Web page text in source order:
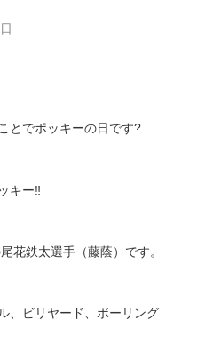
とでポッキーの日です?
キー‼️
花鉄太選手（藤蔭）です。
、ビリヤード、ボーリング